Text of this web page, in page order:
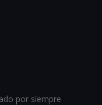
por siempre